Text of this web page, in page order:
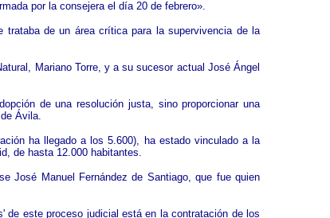
por la consejera el día 20 de febrero».
trataba de un área crítica para la supervivencia de la
Mariano Torre, y a su sucesor actual José Ángel
de una resolución justa, sino proporcionar una
Ávila.
ha llegado a los 5.600), ha estado vinculado a la
de hasta 12.000 habitantes.
José Manuel Fernández de Santiago, que fue quien
de este proceso judicial está en la contratación de los